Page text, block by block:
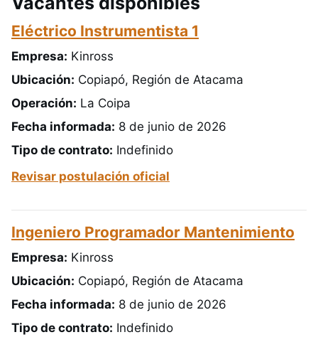
Eléctrico Instrumentista 1
Empresa: Kinross
Ubicación: Copiapó, Región de Atacama
Operación: La Coipa
Fecha informada: 8 de junio de 2026
Tipo de contrato: Indefinido
Revisar postulación oficial
Ingeniero Programador Mantenimiento
Empresa: Kinross
Ubicación: Copiapó, Región de Atacama
Fecha informada: 8 de junio de 2026
Tipo de contrato: Indefinido